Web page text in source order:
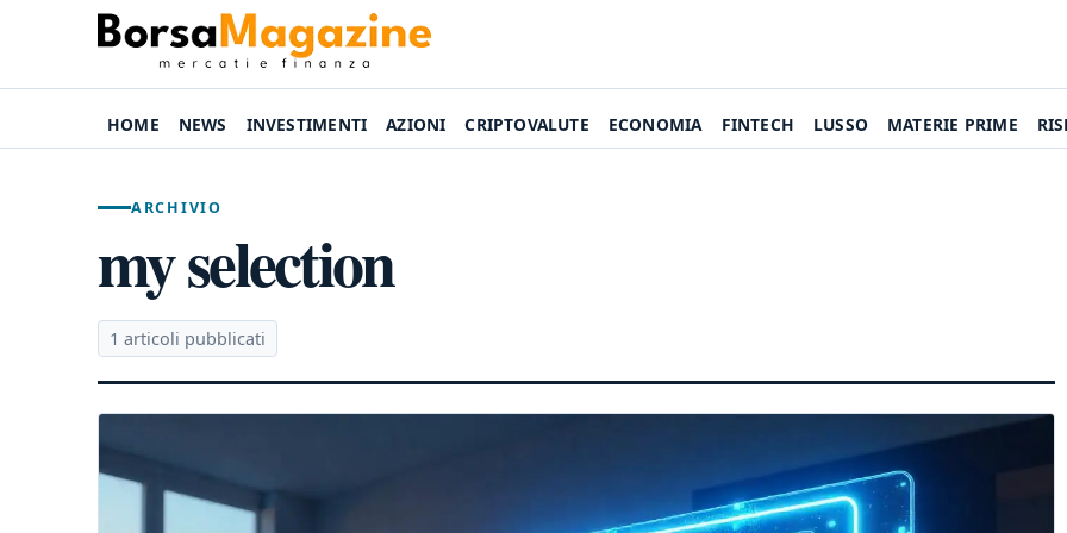
HOME NEWS INVESTIMENTI AZIONI CRIPTOVALUTE ECONOMIA FINTECH LUSSO MATERIE PRIME
ARCHIVIO
my selection
1 articoli pubblicati